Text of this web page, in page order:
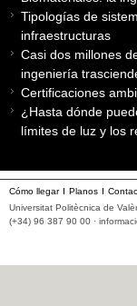
Tipologías de
infraestructuras
Casi dos millones
ingeniería
Certificaciones
¿Hasta dónde
límites de luz y los
Cómo llegar Planos
Universitat Politècnica de
(+34) 96 387 90 00 ·